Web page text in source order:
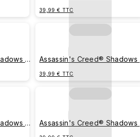
39,99 € TTC
-
Assassin's Creed® Shadows
39,99 € TTC
-
Assassin's Creed® Shadows